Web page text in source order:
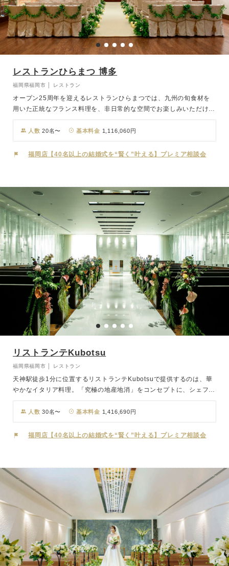
レストランひらまつ 博多
福岡県福岡市 │ レストラン
オープン25周年を迎えるレストランひらまつでは、九州の旬食材を
用いた正統なフランス料理を、非日常的な空間でお楽しみいただけま
す。店内には、ヨーロッパから取り寄せたアンティークの調度品や貴
重な美術品が並び、優美でクラシカルな雰囲気の中、お食事を楽しむ
ことができます。少人数に最適なレストランならではのダイニングで
の挙式や、バカラのシャンデリが美しいパーティサロンでの挙式な
ングが叶います。
人数 20名〜 基本料金 1,116,060円
福岡店【40名以上の結婚式を“賢く”叶える】プレミア相談会
リストランテKubotsu
福岡県福岡市 │ レストラン
天神駅徒歩1分に位置するリストランテKubotsuで提供するのは、華
やかなイタリア料理。「究極の地産地消」をコンセプトに、シェフが
厳選した九州の旬食材を、味わいはもちろん、音や香り、五感全てで
楽しむことができます。壁面に埋め込まれたクリスタルのオブジェが
眩い輝きを放つチャペルでは、キリスト教式や人前式など、さまざま
なスタイルの挙式が可能。窓から降り注ぐ陽光が明るく開放感のある
しいたします。
人数 30名〜 基本料金 1,416,690円
福岡店【40名以上の結婚式を“賢く”叶える】プレミア相談会